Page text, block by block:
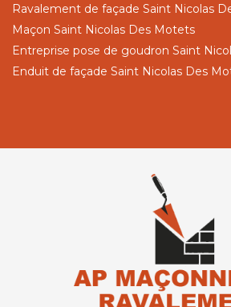
Ravalement de façade Saint Nicolas
Maçon Saint Nicolas Des Motets
Entreprise pose de goudron Saint
Enduit de façade Saint Nicolas Des